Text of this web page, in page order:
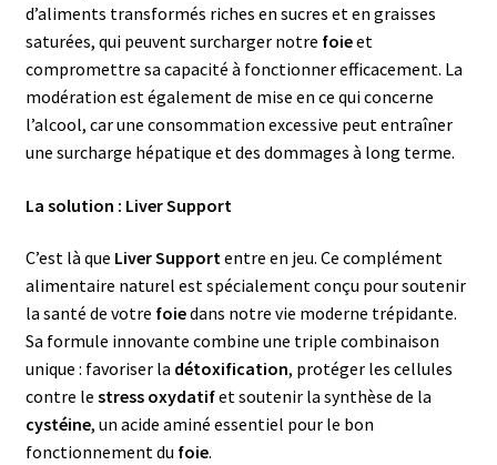
d’aliments transformés riches en sucres et en graisses
saturées, qui peuvent surcharger notre foieet
compromettre sa capacité à fonctionner efficacement. La
modération est également de mise en ce qui concerne
l’alcool, car une consommation excessive peut entraîner
une surcharge hépatique et des dommages à long terme.
La solution : Liver Support
C’est là que Liver Supportentre en jeu. Ce complément
alimentaire naturel est spécialement conçu pour soutenir
la santé de votre foiedans notre vie moderne trépidante.
Sa formule innovante combine une triple combinaison
unique : favoriser la détoxification, protéger les cellules
contre le stress oxydatifet soutenir la synthèse de la
cystéine, un acide aminé essentiel pour le bon
fonctionnement du foie.